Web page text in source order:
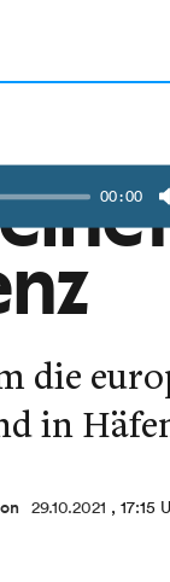
00:00
die
in
29.10.2021 , 17:15